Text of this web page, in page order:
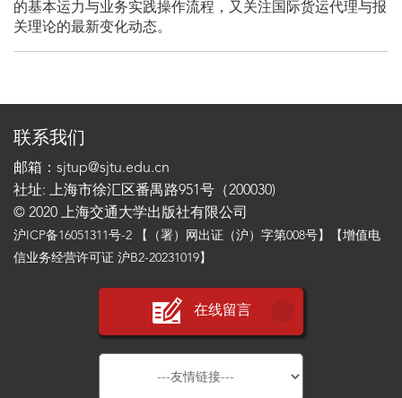
的基本运力与业务实践操作流程，又关注国际货运代理与报
关理论的最新变化动态。
联系我们
邮箱：sjtup@sjtu.edu.cn
社址: 上海市徐汇区番禺路951号（200030)
© 2020 上海交通大学出版社有限公司
沪ICP备16051311号-2 【（署）网出证（沪）字第008号】【增值电
信业务经营许可证 沪B2-20231019】
在线留言